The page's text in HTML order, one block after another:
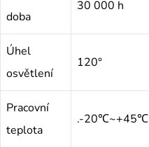
doba
30 000 h
Úhel
osvětlení
120°
Pracovní
teplota
.-20℃~+45℃